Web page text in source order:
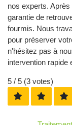
nos experts.
garantie de
fourmis. Nous
pour préserver
n'hésitez pas à
intervention rapide
5 / 5 (3 votes)